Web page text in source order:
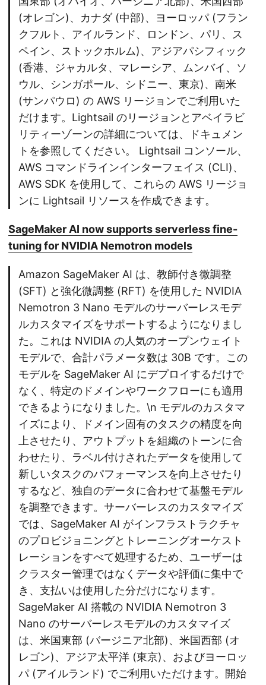
(オレゴン)、カナダ (中部)、ヨーロッパ (フラン
クフルト、アイルランド、ロンドン、パリ、ス
ペイン、ストックホルム)、アジアパシフィック
(香港、ジャカルタ、マレーシア、ムンバイ、ソ
ウル、シンガポール、シドニー、東京)、南米
(サンパウロ) の AWS リージョンでご利用いた
だけます。Lightsail のリージョンとアベイラビ
リティーゾーンの詳細については、ドキュメン
トを参照してください。 Lightsail コンソール、
AWS コマンドラインインターフェイス (CLI)、
AWS SDK を使用して、これらの AWS リージョ
ンに Lightsail リソースを作成できます。
SageMaker AI now supports serverless fine-
tuning for NVIDIA Nemotron models
Amazon SageMaker AI は、教師付き微調整
(SFT) と強化微調整 (RFT) を使用した NVIDIA
Nemotron 3 Nano モデルのサーバーレスモデ
ルカスタマイズをサポートするようになりまし
た。これは NVIDIA の人気のオープンウェイト
モデルで、合計パラメータ数は 30B です。この
モデルを SageMaker AI にデプロイするだけで
なく、特定のドメインやワークフローにも適用
できるようになりました。\n モデルのカスタマ
イズにより、ドメイン固有のタスクの精度を向
上させたり、アウトプットを組織のトーンに合
わせたり、ラベル付けされたデータを使用して
新しいタスクのパフォーマンスを向上させたり
するなど、独自のデータに合わせて基盤モデル
を調整できます。サーバーレスのカスタマイズ
では、SageMaker AI がインフラストラクチャ
のプロビジョニングとトレーニングオーケスト
レーションをすべて処理するため、ユーザーは
クラスター管理ではなくデータや評価に集中で
き、支払いは使用した分だけになります。
SageMaker AI 搭載の NVIDIA Nemotron 3
Nano のサーバーレスモデルのカスタマイズ
は、米国東部 (バージニア北部)、米国西部 (オ
レゴン)、アジア太平洋 (東京)、およびヨーロッ
パ (アイルランド) でご利用いただけます。開始